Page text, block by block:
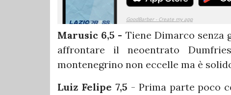
Marusic 6,5 - Tiene Dimarco
affrontare il neoentrato
montenegrino non eccelle ma è
Luiz Felipe 7,5 - Prima parte poco